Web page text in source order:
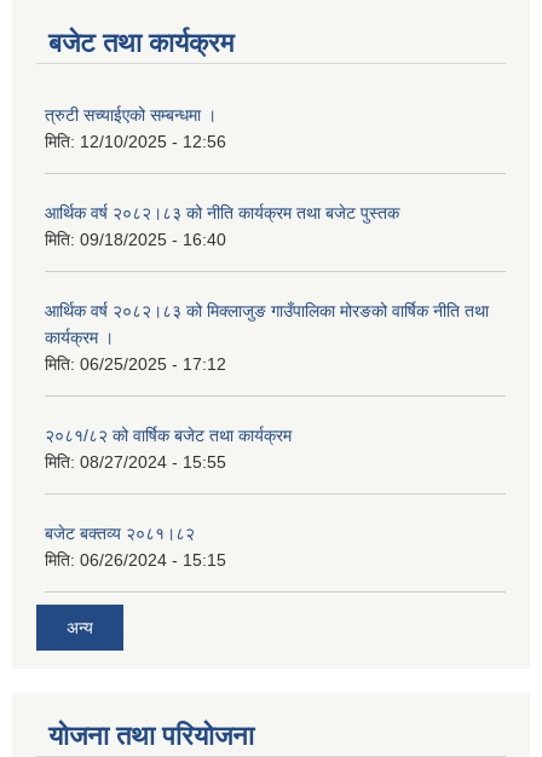
बजेट तथा कार्यक्रम
त्रुटी सच्याईएको सम्बन्धमा ।
मिति: 12/10/2025 - 12:56
आर्थिक वर्ष २०८२।८३ को नीति कार्यक्रम तथा बजेट पुस्तक
मिति: 09/18/2025 - 16:40
आर्थिक वर्ष २०८२।८३ को मिक्लाजुङ गाउँपालिका मोरङको वार्षिक नीति तथा
कार्यक्रम ।
मिति: 06/25/2025 - 17:12
२०८१/८२ को वार्षिक बजेट तथा कार्यक्रम
मिति: 08/27/2024 - 15:55
बजेट बक्तव्य २०८१।८२
मिति: 06/26/2024 - 15:15
अन्य
योजना तथा परियोजना